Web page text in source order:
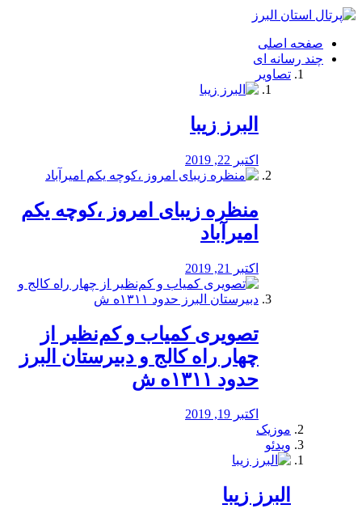
فصد
شرق
تهران
خشکشویی
صفحه اصلی
چند رسانه ای
تصاویر
البرز زیبا
اکتبر 22, 2019
منظره‌‌ زیبای امروز ،کوچه یکم
امیرآباد
اکتبر 21, 2019
️تصویری کمیاب و کم‌نظیر از
چهار راه كالج و دبيرستان البرز
حدود ۱۳۱۱ه ش
اکتبر 19, 2019
موزیک
ویدئو
البرز زیبا